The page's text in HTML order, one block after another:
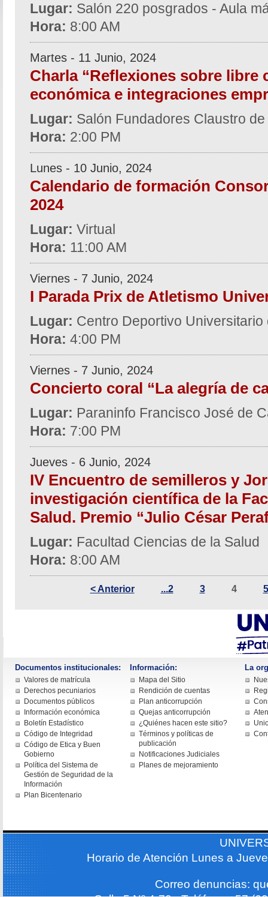
Lugar: Salón 220 posgrados - Aula
Hora: 8:00 AM
Martes - 11 Junio, 2024
Charla “Reflexiones sobre libre
económica e integraciones
Lugar: Salón Fundadores Claustro
Hora: 2:00 PM
Lunes - 10 Junio, 2024
Calendario de formación
2024
Lugar: Virtual
Hora: 11:00 AM
Viernes - 7 Junio, 2024
I Parada Prix de Atletismo
Lugar: Centro Deportivo Universitario
Hora: 4:00 PM
Viernes - 7 Junio, 2024
Concierto coral “La alegría de
Lugar: Paraninfo Francisco José de
Hora: 7:00 PM
Jueves - 6 Junio, 2024
IV Encuentro de semilleros y
investigación científica de la
Salud. Premio “Julio César
Lugar: Facultad Ciencias de la Salud
Hora: 8:00 AM
< Anterior ...2 3 4 5
Documentos institucionales:
Valores de matrícula
Derechos pecuniarios
Documentos públicos
Información económica
Boletín Estadístico
Código de Integridad
Código de Etica y Buen
Gobierno
Política del Sistema de
Gestión de Seguridad de la
Información
Plan Bicentenario
Información:
Mapa del Sitio
Rendición de cuentas
Plan anticorrupción
Quejas anticorrupción
¿Quiénes hacen este sitio?
Términos y políticas de
publicación
Notificaciones Judiciales
Planes de mejoramiento
La
Horario de Atención Lunes a
Correo denuncias: